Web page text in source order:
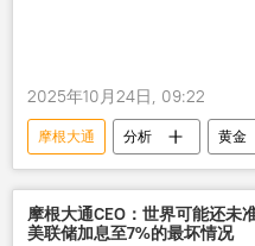
2025年10月24日, 09:22
摩根大通 分析 黄金
金融
经济
摩根大通CEO：世界可能还未
美联储加息至7%的最坏情况